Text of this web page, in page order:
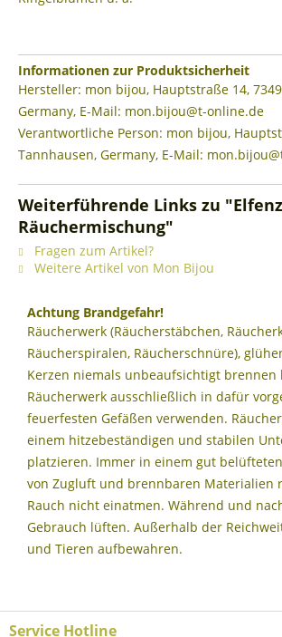
Informationen zur Produktsicherheit
Hersteller: mon bijou, Hauptstraße 14,
Germany, E-Mail: mon.bijou@t-online.de
Verantwortliche Person: mon bijou,
Tannhausen, Germany, E-Mail:
Weiterführende Links zu
Räuchermischung"
Fragen zum Artikel?
Weitere Artikel von Mon Bijou
Achtung Brandgefahr!
Räucherwerk (Räucherstäbchen,
Räucherspiralen, Räucherschnüre),
Kerzen niemals unbeaufsichtigt brennen
Räucherwerk ausschließlich in dafür
feuerfesten Gefäßen verwenden.
einem hitzebeständigen und stabilen
platzieren. Immer in einem gut
von Zugluft und brennbaren Materialien
Rauch nicht einatmen. Während und
Gebrauch lüften. Außerhalb der
und Tieren aufbewahren.
Service Hotline